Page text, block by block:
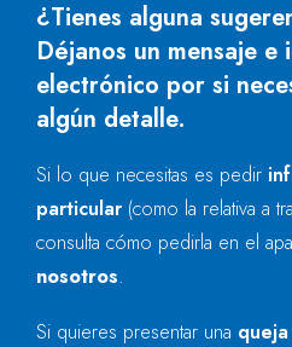
¿Tienes alguna
Déjanos un mensaje
electrónico por si
algún detalle.
Si lo que necesitas es pedir
particular (como la relativa a
consulta cómo pedirla en el
nosotros.
Si quieres presentar una